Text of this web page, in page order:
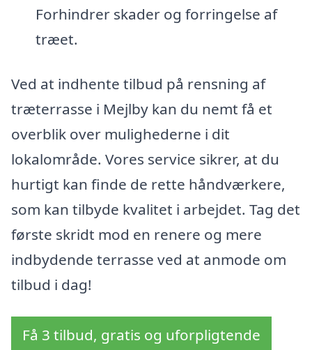
Forhindrer skader og forringelse af
træet.
Ved at indhente tilbud på rensning af
træterrasse i Mejlby kan du nemt få et
overblik over mulighederne i dit
lokalområde. Vores service sikrer, at du
hurtigt kan finde de rette håndværkere,
som kan tilbyde kvalitet i arbejdet. Tag det
første skridt mod en renere og mere
indbydende terrasse ved at anmode om
tilbud i dag!
Få 3 tilbud, gratis og uforpligtende